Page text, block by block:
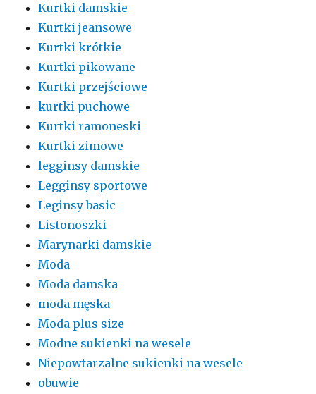
Kurtki damskie
Kurtki jeansowe
Kurtki krótkie
Kurtki pikowane
Kurtki przejściowe
kurtki puchowe
Kurtki ramoneski
Kurtki zimowe
legginsy damskie
Legginsy sportowe
Leginsy basic
Listonoszki
Marynarki damskie
Moda
Moda damska
moda męska
Moda plus size
Modne sukienki na wesele
Niepowtarzalne sukienki na wesele
obuwie